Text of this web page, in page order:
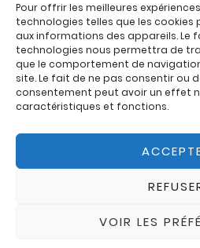
Pour offrir les meilleures
technologies telles que les
aux informations des appareils. Le
technologies nous permettra de
que le comportement de
site. Le fait de ne pas consentir ou
consentement peut avoir un effet
caractéristiques et fonctions.
VOIR LES
Questions
Je suis
Rejoignez-
Paroisse de
MENTIONS LÉGALES